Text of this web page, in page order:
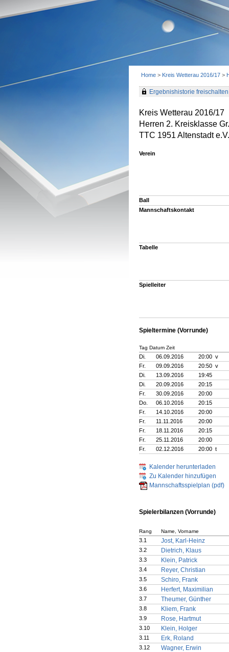
Home > Kreis Wetterau 2016/17 >
Ergebnishistorie freischalten
Kreis Wetterau 2016/17
Herren 2. Kreisklasse
TTC 1951 Altenstadt
Verein
Ball
Mannschaftskontakt
Tabelle
Spielleiter
Spieltermine (Vorrunde)
Tag Datum Zeit
Di. 06.09.2016
20:00 v
Fr.
09.09.2016
20:50 v
Di.
13.09.2016
19:45
Di.
20.09.2016
20:15
Fr.
30.09.2016
20:00
Do.
06.10.2016
20:15
Fr.
14.10.2016
20:00
Fr.
11.11.2016
20:00
Fr.
18.11.2016
20:15
Fr.
25.11.2016
20:00
Fr.
02.12.2016 20:00 t
Kalender herunterladen
Zu Kalender hinzufügen
Mannschaftsspielplan (pdf)
Spielerbilanzen (Vorrunde)
Rang Name, Vorname
3.1 Jost, Karl-Heinz
3.2 Dietrich, Klaus
3.3 Klein, Patrick
3.4 Reyer, Christian
3.5 Schiro, Frank
3.6 Herfert, Maximilian
3.7 Theumer, Günther
3.8 Kliem, Frank
3.9 Rose, Hartmut
3.10 Klein, Holger
3.11 Erk, Roland
3.12 Wagner, Erwin